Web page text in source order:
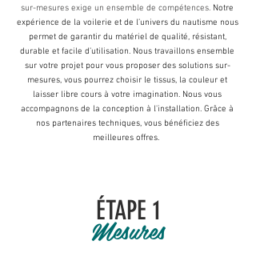
sur-mesures exige un ensemble de compétences. Notre
expérience de la voilerie et de l’univers du nautisme nous
permet de garantir du matériel de qualité, résistant,
durable et facile d’utilisation. Nous travaillons ensemble
sur votre projet pour vous proposer des solutions sur-
mesures, vous pourrez choisir le tissus, la couleur et
laisser libre cours à votre imagination. Nous vous
accompagnons de la conception à l'installation. Grâce à
nos partenaires techniques, vous bénéficiez des
meilleures offres.
ÉTAPE 1
Mesures